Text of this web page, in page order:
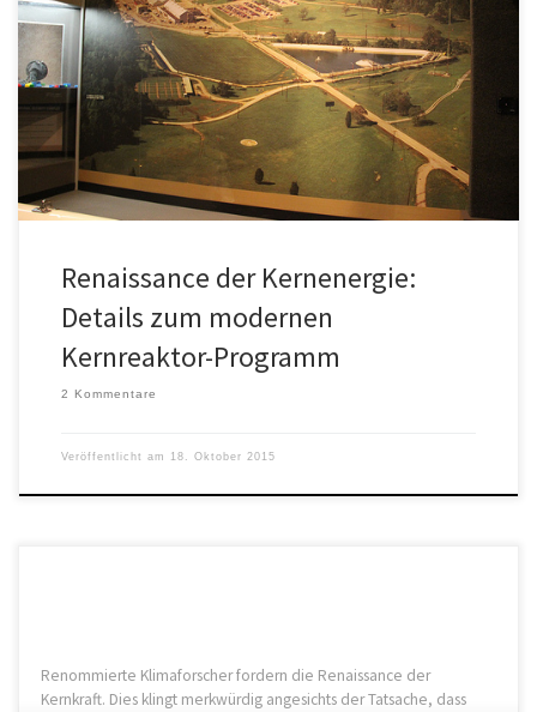
China wird in Partnerschaft mit dem US-Energieministerium bis zum
Jahr 2030 moderne Kernreaktoren in den Handel bringen. Richard
Martin berichtet […]
Renaissance der Kernenergie:
Details zum modernen
Kernreaktor-Programm
2 Kommentare
Veröffentlicht am 18. Oktober 2015
Renommierte Klimaforscher fordern die Renaissance der
Kernkraft. Dies klingt merkwürdig angesichts der Tatsache, dass